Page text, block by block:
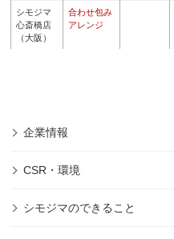
シモジマ
心斎橋店
（大阪）
合わせ包み
アレンジ
企業情報
CSR・環境
シモジマのできること